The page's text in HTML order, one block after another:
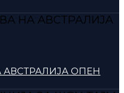
АВСТРАЛИЈА ОПЕН